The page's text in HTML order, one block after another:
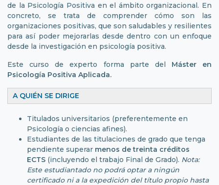
de la Psicología Positiva en el ámbito organizacional. En
concreto, se trata de comprender cómo son las
organizaciones positivas, que son saludables y resilientes
para así poder mejorarlas desde dentro con un enfoque
desde la investigación en psicología positiva.
Este curso de experto forma parte del Máster en
Psicología Positiva Aplicada.
A QUIÉN SE DIRIGE
Titulados universitarios (preferentemente en
Psicología o ciencias afines).
Estudiantes de las titulaciones de grado que tenga
pendiente superar menos de treinta créditos
ECTS (incluyendo el trabajo Final de Grado). Nota:
Este estudiantado no podrá optar a ningún
certificado ni a la expedición del título propio hasta